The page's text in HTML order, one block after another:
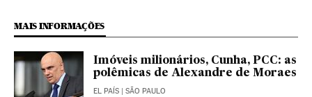
MAIS INFORMAÇÕES
Imóveis milionários, Cunha, PCC: as
polêmicas de Alexandre de Moraes
EL PAÍS | SÃO PAULO